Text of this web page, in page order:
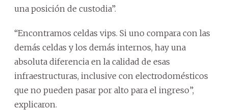
una posición de custodia”.
“Encontramos celdas vips. Si uno compara con las
demás celdas y los demás internos, hay una
absoluta diferencia en la calidad de esas
infraestructuras, inclusive con electrodomésticos
que no pueden pasar por alto para el ingreso”,
explicaron.